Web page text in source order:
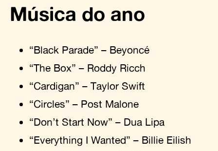
Música do ano
“Black Parade” – Beyoncé
“The Box” – Roddy Ricch
“Cardigan” – Taylor Swift
“Circles” – Post Malone
“Don’t Start Now” – Dua Lipa
“Everything I Wanted” – Billie Eilish